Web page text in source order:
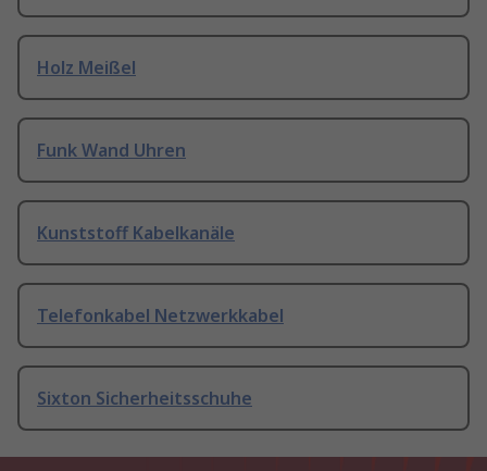
Holz Meißel
Funk Wand Uhren
Kunststoff Kabelkanäle
Telefonkabel Netzwerkkabel
Sixton Sicherheitsschuhe